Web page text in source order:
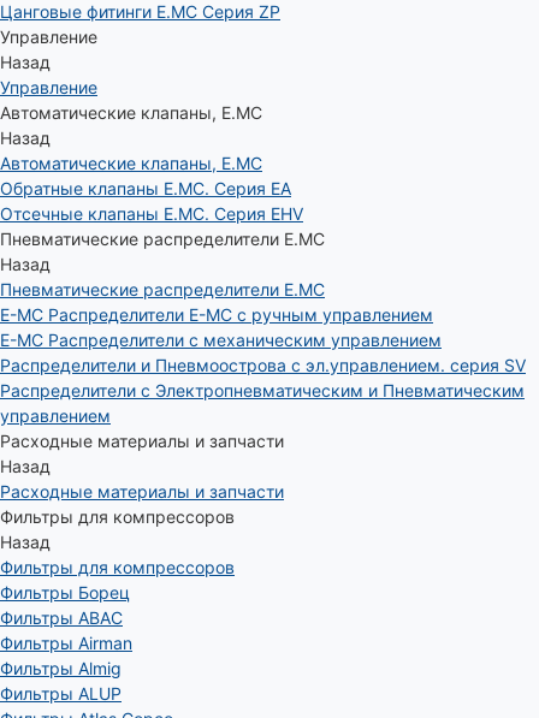
Цанговые фитинги E.MC Серия ZP
Управление
Назад
Управление
Автоматические клапаны, Е.МС
Назад
Автоматические клапаны, Е.МС
Обратные клапаны E.MC. Серия EA
Отсечные клапаны E.MC. Серия EHV
Пневматические распределители E.MC
Назад
Пневматические распределители E.MC
E-MC Распределители E-MC с ручным управлением
E-MC Распределители с механическим управлением
Распределители и Пневмоострова с эл.управлением. серия SV
Распределители с Электропневматическим и Пневматическим
управлением
Расходные материалы и запчасти
Назад
Расходные материалы и запчасти
Фильтры для компрессоров
Назад
Фильтры для компрессоров
Фильтры Борец
Фильтры ABAC
Фильтры Airman
Фильтры Almig
Фильтры ALUP